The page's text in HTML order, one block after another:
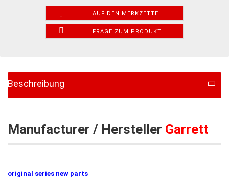
AUF DEN MERKZETTEL
FRAGE ZUM PRODUKT
Beschreibung
Manufacturer / Hersteller Garrett
original series new parts